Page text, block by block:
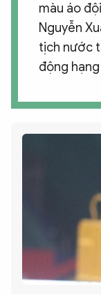
màu áo
Nguyễn
tịch nước
động hạng